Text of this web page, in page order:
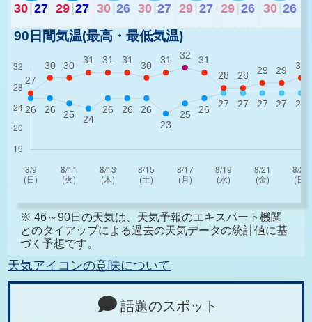
30|27 29|27 30 26 30 27 29 27 29 26 30 26
90日間気温(最高・最低気温)
※ 46～90日の天気は、天気予報のエキスパート機関
とのタイアップによる過去の天気データの統計値に基
づく予想です。
天気アイコンの意味について
話題のスポット